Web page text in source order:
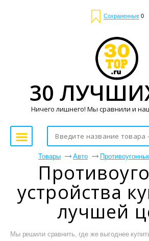
Сохраненные 0
Товары Авто
устройства
лучшей
Мы решили сравнить, где же выгоднее
30
Ничего лишнего! Мы сравнили и